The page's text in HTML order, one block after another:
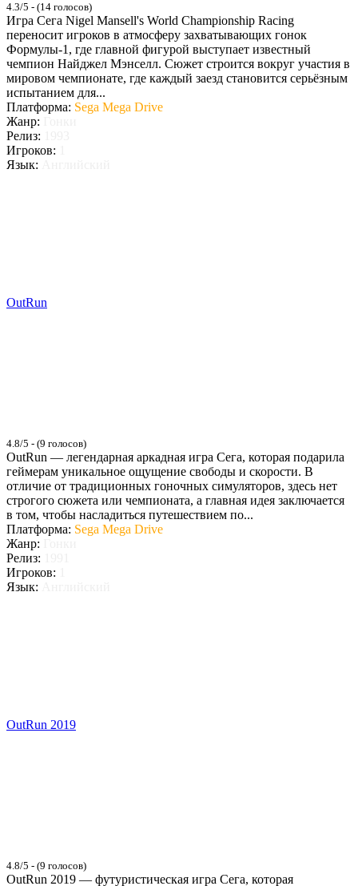
4.3/5 - (14 голосов)
Игра Сега Nigel Mansell's World Championship Racing
переносит игроков в атмосферу захватывающих гонок
Формулы-1, где главной фигурой выступает известный
чемпион Найджел Мэнселл. Сюжет строится вокруг участия в
мировом чемпионате, где каждый заезд становится серьёзным
испытанием для...
Платформа: Sega Mega Drive
Жанр:
Релиз:
Игроков:
Язык:
OutRun
4.8/5 - (9 голосов)
OutRun — легендарная аркадная игра Сега, которая подарила
геймерам уникальное ощущение свободы и скорости. В
отличие от традиционных гоночных симуляторов, здесь нет
строгого сюжета или чемпионата, а главная идея заключается
в том, чтобы насладиться путешествием по...
Платформа: Sega Mega Drive
Жанр:
Релиз:
Игроков:
Язык:
OutRun 2019
4.8/5 - (9 голосов)
OutRun 2019 — футуристическая игра Сега, которая